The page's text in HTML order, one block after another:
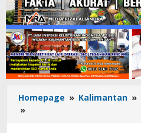
Homepage » Kalimantan »
»
Amankan